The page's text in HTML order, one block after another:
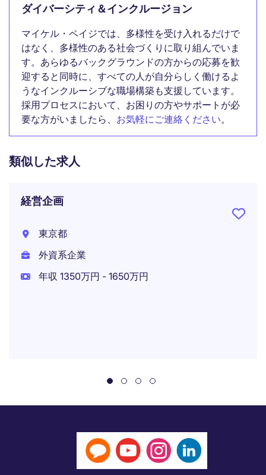
ダイバーシティ＆インクルージョン
マイケル・ペイジでは、多様性を受け入れるだけで
はなく、多様性のある社会づくりに取り組んでいま
す。あらゆるバックグラウンドの方からの応募を歓
迎すると同時に、すべての人が自分らしく働けるよ
うなインクルーシブな職場構築も支援しています。
採用プロセスにおいて、お困りの方やサポートが必
要な方がいましたら、 お気軽にご連絡ください。
類似した求人
経営企画
東京都
外資系企業
年収 1350万円 - 1650万円